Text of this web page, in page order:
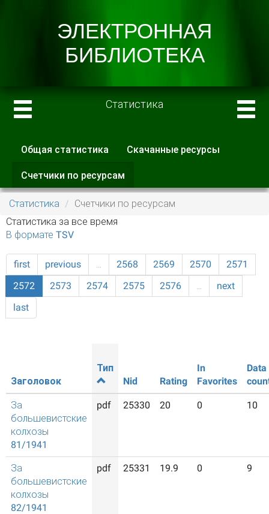
Статистика
Главные вкладки
Общая статистика Скачанные ресурсы
Счетчики по ресурсам
вкладка)
Статистика
Счетчики по ресурсам
Статистика за все время
В формате TSV
first previous … 2568 2569 2570
2571
2572
2573 2574 2575 2576 …
next
last
Заголовок
Тип
Nid
Rating
In
Favorites
Data
За
большевистские
колхозы
81/1941
pdf 25330 20 0 10
За
большевистские
колхозы
82/1941
pdf 25331 19.9 0 9